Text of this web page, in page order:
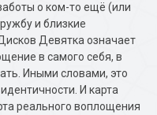
о ком-то ещё (или
и близкие
Девятка означает
в самого себя, в
Иными словами, это
И карта
реального воплощения